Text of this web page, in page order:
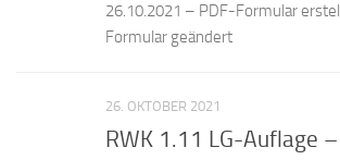
26.10.2021 – PDF-Formular
Formular geändert
26. OKTOBER 2021
RWK 1.11 LG-Auflage –